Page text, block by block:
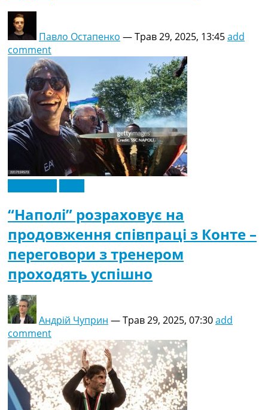
Павло Остапенко —Трав 29, 2025, 13:45add
comment
“Наполі” розраховує на
продовження співпраці з Конте –
переговори з тренером
проходять успішно
Андрій Чуприн —Трав 29, 2025, 07:30add
comment